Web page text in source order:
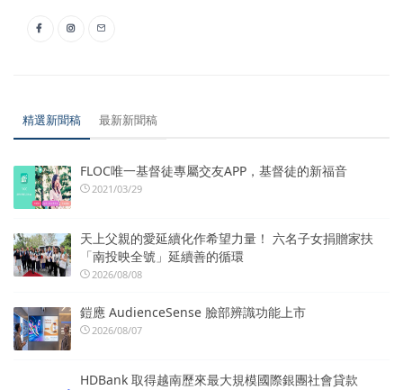
精選新聞稿 最新新聞稿
FLOC唯一基督徒專屬交友APP，基督徒的新福音
2021/03/29
天上父親的愛延續化作希望力量！ 六名子女捐贈家扶
「南投映全號」延續善的循環
2026/08/08
鎧應 AudienceSense 臉部辨識功能上市
2026/08/07
HDBank 取得越南歷來最大規模國際銀團社會貸款